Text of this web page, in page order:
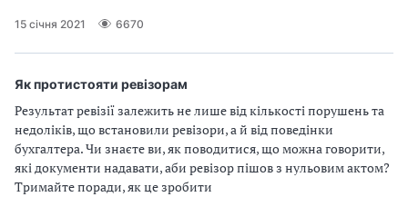
15 січня 2021 6670
Як протистояти ревізорам
Результат ревізії залежить не лише від кількості порушень та
недоліків, що встановили ревізори, а й від поведінки
бухгалтера. Чи знаєте ви, як поводитися, що можна говорити,
які документи надавати, аби ревізор пішов з нульовим актом?
Тримайте поради, як це зробити